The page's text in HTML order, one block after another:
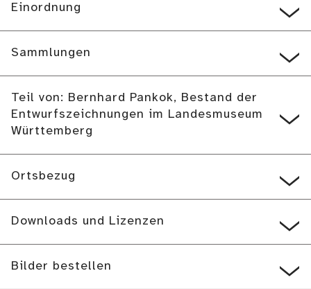
Einordnung
Sammlungen
Teil von: Bernhard Pankok, Bestand der
Entwurfszeichnungen im Landesmuseum
Württemberg
Ortsbezug
Downloads und Lizenzen
Bilder bestellen